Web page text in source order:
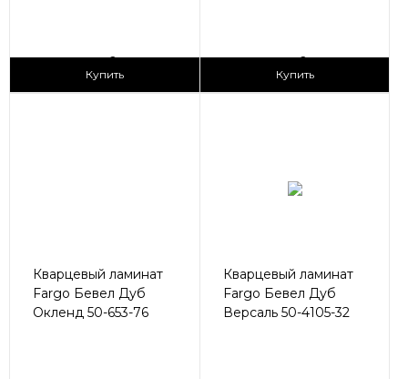
2
Купить
2
Купить
Кварцевый ламинат
Fargo Бевел Дуб
Окленд 50-653-76
Кварцевый ламинат
Fargo Бевел Дуб
Версаль 50-4105-32